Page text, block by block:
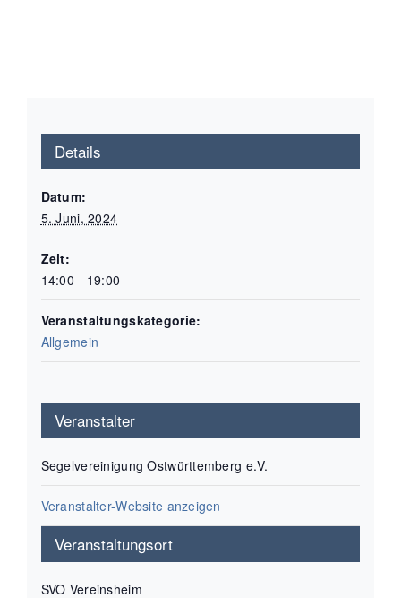
Details
Datum:
5. Juni, 2024
Zeit:
14:00 - 19:00
Veranstaltungskategorie:
Allgemein
Veranstaltungsort
SVO Vereinsheim
Veranstalter
Segelvereinigung Ostwürttemberg e.V.
Veranstalter-Website anzeigen